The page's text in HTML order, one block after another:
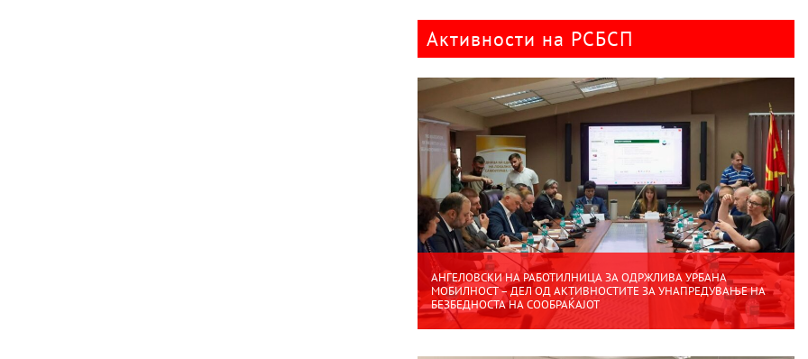
Активности на РСБСП
АНГЕЛОВСКИ НА РАБОТИЛНИЦА ЗА ОДРЖЛИВА УРБАНА
МОБИЛНОСТ – ДЕЛ ОД АКТИВНОСТИТЕ ЗА УНАПРЕДУВАЊЕ НА
БЕЗБЕДНОСТА НА СООБРАЌАЈОТ